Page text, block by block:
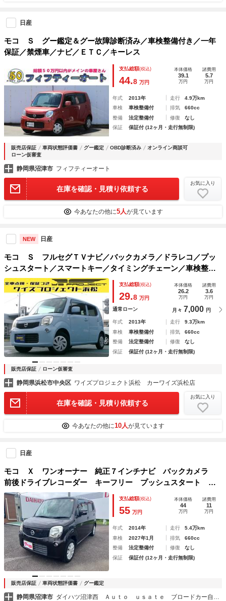
日産
モコ Ｓ グー鑑定＆グー故障診断済み／車検整備付き／一年
保証／禁煙車／ナビ／ＥＴＣ／キーレス
支払総額(税込)
44.8 万円
本体価格
39.1
万円
諸費用
5.7
万円
年式 2013年 走行
4.9万km
車検
車検整備付 排気
660cc
整備
法定整備付 修復
なし
保証
保証付 (12ヶ月・走行無制限)
販売店保証 車両状態評価書 グー鑑定 OBD診断済み
オンライン商談可
ローン仮審査
静岡県沼津市 フィフティーオート
在庫を確認・見積り依頼する
お気に入り
今あなたの他に5人が見ています
NEW 日産
モコ Ｓ フルセグＴＶナビ／バックカメラ／ドラレコ／プッ
シュスタート／スマートキー／タイミングチェーン／車検整備
付／全国対応走行距離無制限１年保証付／エアコン保証
支払総額(税込)
29.8 万円
本体価格
26.2
万円
諸費用
3.6
万円
通常ローン 月々 7,000 円
年式 2013年 走行
9.3万km
車検
車検整備付 排気
660cc
整備
法定整備付 修復
なし
保証
保証付 (12ヶ月・走行無制限)
販売店保証 ローン仮審査
静岡県浜松市中央区 ワイズプロジェクト浜松 カーワイズ浜松店
在庫を確認・見積り依頼する
お気に入り
今あなたの他に10人が見ています
日産
モコ Ｘ ワンオーナー 純正７インチナビ バックカメラ
前後ドライブレコーダー キーフリー プッシュスタート 純
正１４インチアルミ
支払総額(税込)
55 万円
本体価格
44
万円
諸費用
11
万円
年式 2014年 走行
5.4万km
車検
2027年1月 排気
660cc
整備
法定整備付 修復
なし
保証
保証付 (12ヶ月・走行無制限)
販売店保証 車両状態評価書 グー鑑定
静岡県沼津市